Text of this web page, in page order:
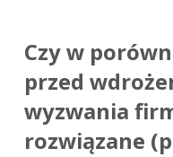
Czy w
przed
wyzwania
rozwiązane